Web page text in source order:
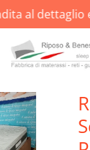
al dettaglio